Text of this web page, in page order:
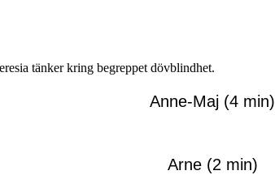
tänker kring begreppet dövblindhet.
Anne-Maj (4 min)
Arne (2 min)